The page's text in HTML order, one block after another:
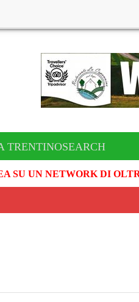
TRENTINOSEARCH
SU UN NETWORK DI